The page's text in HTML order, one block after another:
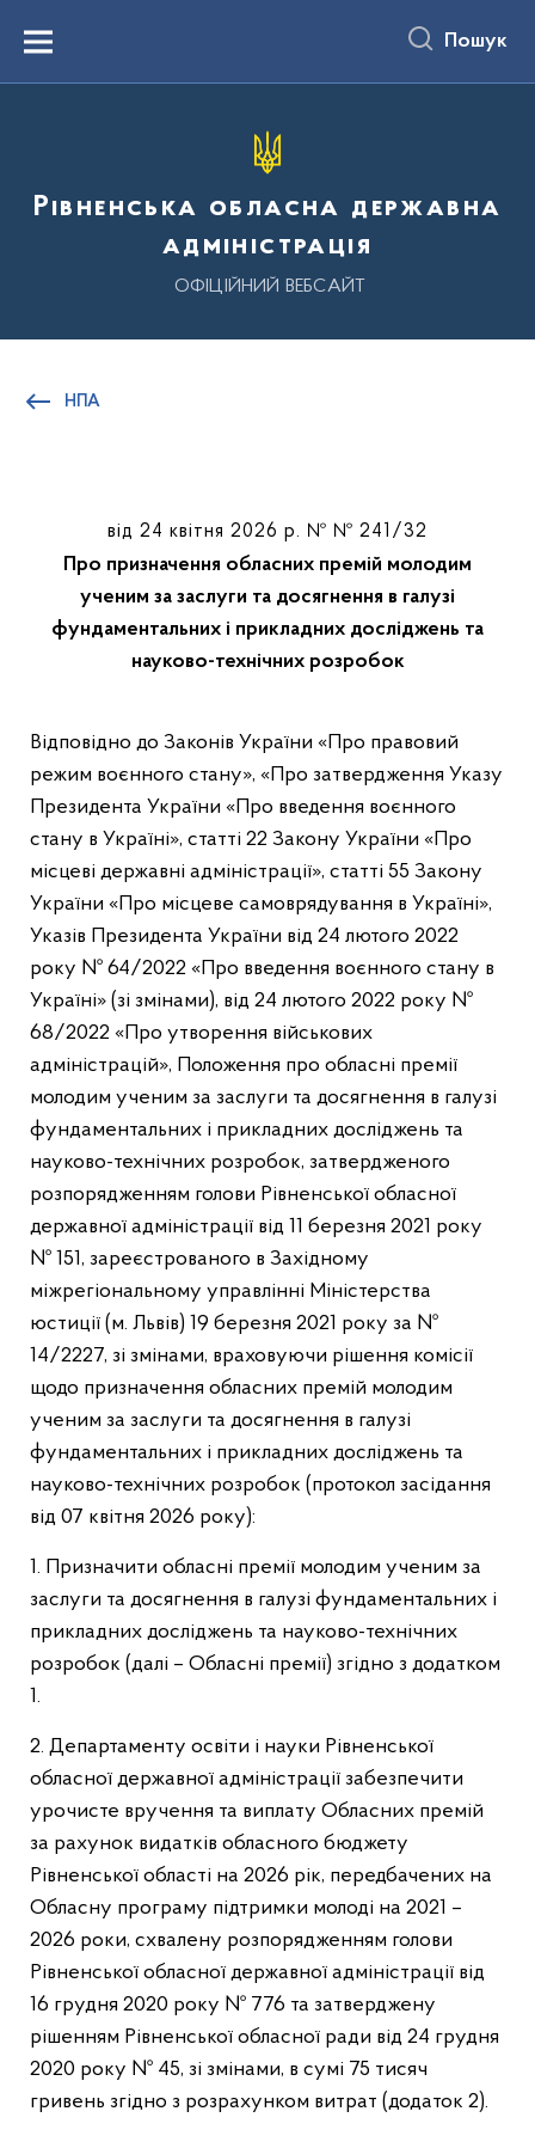
вмістуMenu Пошук
Рівненська обласна державна
адміністрація
ОФІЦІЙНИЙ ВЕБСАЙТ
НПА
від 24 квітня 2026 р. № № 241/32
Про призначення обласних премій молодим
ученим за заслуги та досягнення в галузі
фундаментальних і прикладних досліджень та
науково-технічних розробок
Відповідно до Законів України «Про правовий
режим воєнного стану», «Про затвердження Указу
Президента України «Про введення воєнного
стану в Україні», статті 22 Закону України «Про
місцеві державні адміністрації», статті 55 Закону
України «Про місцеве самоврядування в Україні»,
Указів Президента України від 24 лютого 2022
року № 64/2022 «Про введення воєнного стану в
Україні» (зі змінами), від 24 лютого 2022 року №
68/2022 «Про утворення військових
адміністрацій», Положення про обласні премії
молодим ученим за заслуги та досягнення в галузі
фундаментальних і прикладних досліджень та
науково-технічних розробок, затвердженого
розпорядженням голови Рівненської обласної
державної адміністрації від 11 березня 2021 року
№ 151, зареєстрованого в Західному
міжрегіональному управлінні Міністерства
юстиції (м. Львів) 19 березня 2021 року за №
14/2227, зі змінами, враховуючи рішення комісії
щодо призначення обласних премій молодим
ученим за заслуги та досягнення в галузі
фундаментальних і прикладних досліджень та
науково-технічних розробок (протокол засідання
від 07 квітня 2026 року):
1. Призначити обласні премії молодим ученим за
заслуги та досягнення в галузі фундаментальних і
прикладних досліджень та науково-технічних
розробок (далі – Обласні премії) згідно з додатком
1.
2. Департаменту освіти і науки Рівненської
обласної державної адміністрації забезпечити
урочисте вручення та виплату Обласних премій
за рахунок видатків обласного бюджету
Рівненської області на 2026 рік, передбачених на
Обласну програму підтримки молоді на 2021 –
2026 роки, схвалену розпорядженням голови
Рівненської обласної державної адміністрації від
16 грудня 2020 року № 776 та затверджену
рішенням Рівненської обласної ради від 24 грудня
2020 року № 45, зі змінами, в сумі 75 тисяч
гривень згідно з розрахунком витрат (додаток 2).